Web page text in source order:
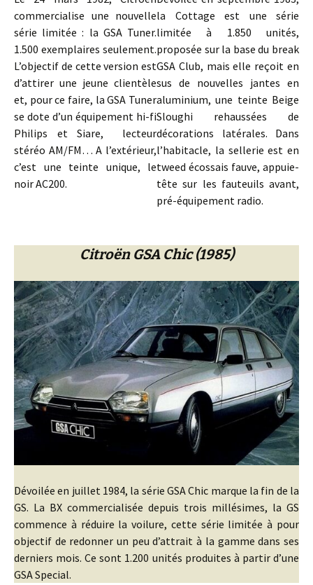
commercialise une nouvelle
série limitée : la GSA Tuner.
1.500 exemplaires seulement.
L’objectif de cette version est
d’attirer une jeune clientèle
et, pour ce faire, la GSA Tuner
se dote d’un équipement hi-fi
Philips et Siare, lecteur
stéréo AM/FM… A l’extérieur,
c’est une teinte unique, le
noir AC200.
la Cottage est une série
limitée à 1.850 unités,
proposée sur la base du break
GSA Club, mais elle reçoit en
sus de nouvelles jantes en
aluminium, une teinte Beige
Sloughi rehaussées de
décorations latérales. Dans
l’habitacle, la sellerie est en
tweed écossais fauve, appuie-
tête sur les fauteuils avant,
pré-équipement radio.
Citroën GSA Chic (1985)
Dévoilée en juillet 1984, la série GSA Chic marque la fin de la
GS. La BX commercialisée depuis trois millésimes, la GS
commence à réduire la voilure, cette série limitée à pour
objectif de redonner un peu d’attrait à la gamme dans ses
derniers mois. Ce sont 1.200 unités produites à partir d’une
GSA Special.